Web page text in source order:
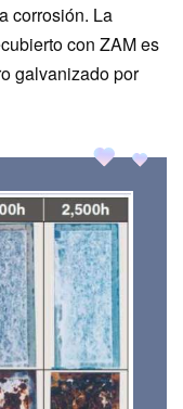
corrosión. La
con ZAM es
galvanizado por